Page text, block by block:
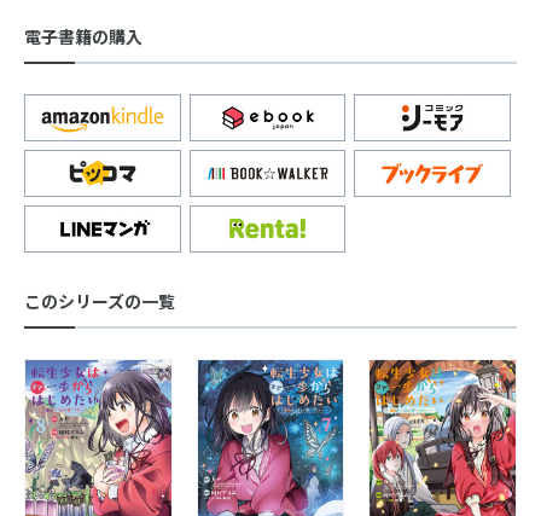
電子書籍の購入
このシリーズの一覧